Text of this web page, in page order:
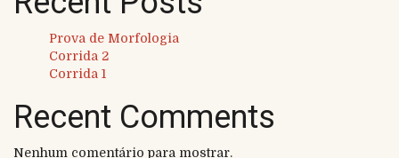
Prova de Morfologia
Corrida 2
Corrida 1
Recent Comments
Nenhum comentário para mostrar.